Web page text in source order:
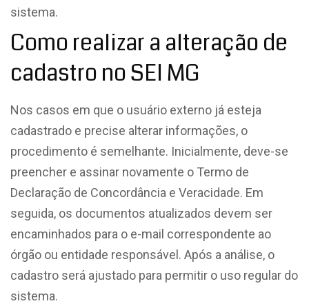
sistema.
Como realizar a alteração de
cadastro no SEI MG
Nos casos em que o usuário externo já esteja
cadastrado e precise alterar informações, o
procedimento é semelhante. Inicialmente, deve-se
preencher e assinar novamente o Termo de
Declaração de Concordância e Veracidade. Em
seguida, os documentos atualizados devem ser
encaminhados para o e-mail correspondente ao
órgão ou entidade responsável. Após a análise, o
cadastro será ajustado para permitir o uso regular do
sistema.